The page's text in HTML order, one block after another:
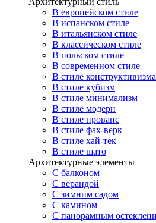
В европейском стиле
В испанском стиле
В итальянском стиле
В классическом стиле
В польском стиле
В современном стиле
В стиле конструктивизма
В стиле кубизм
В стиле минимализм
В стиле модерн
В стиле прованс
В стиле фах-верк
В стиле хай-тек
В стиле шато
Архитектурные элементы
С балконом
С верандой
С зимним садом
С камином
С панорамным